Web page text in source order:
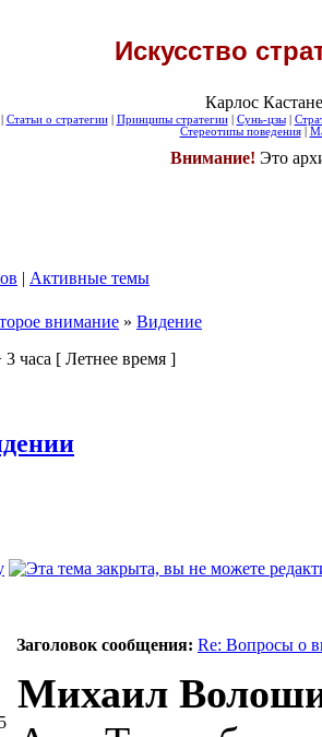
Искусство
Карлос
Статьи о стратегии| Принципы стратегии| Сунь-цзы|
Стереотипы поведения|
Внимание! Это
| Активные темы
внимание » Видение
часа [ Летнее время ]
Заголовок сообщения: Re: Вопросы о
Михаил